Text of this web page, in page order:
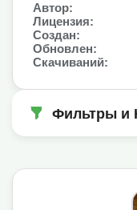
Автор:
Лицензия:
Создан:
Обновлен:
Скачиваний:
Фильтры и